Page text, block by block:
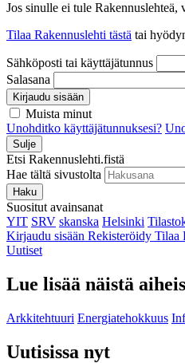
Jos sinulle ei tule
Tilaa Rakennuslehti tästä tai
Sähköposti tai käyttäjätunnus
Salasana
Kirjaudu sisään
Muista minut
Unohditko käyttäjätunnuksesi?
Sulje
Etsi Rakennuslehti.fistä
Hae tältä sivustolta
Haku
Suositut avainsanat
YIT SRV skanska Helsinki
Kirjaudu sisään Rekisteröidy Tilaa
Uutiset
Lue lisää näistä
Arkkitehtuuri Energiatehokkuus
Uutisissa nyt